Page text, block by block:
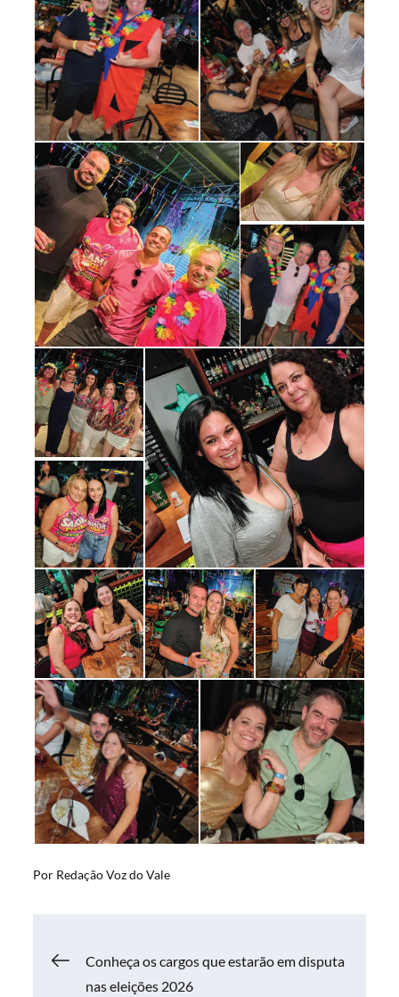
Por Redação Voz do Vale
Navegação
Conheça os cargos que estarão em disputa
nas eleições 2026